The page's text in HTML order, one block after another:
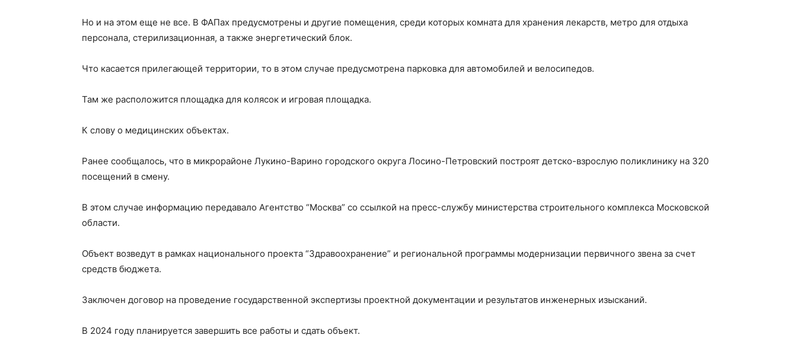
Но и на этом еще не все. В ФАПах предусмотрены и другие помещения, среди которых комната для хранения лекарств, метро для отдыха
персонала, стерилизационная, а также энергетический блок.
Что касается прилегающей территории, то в этом случае предусмотрена парковка для автомобилей и велосипедов.
Там же расположится площадка для колясок и игровая площадка.
К слову о медицинских объектах.
Ранее сообщалось, что в микрорайоне Лукино-Варино городского округа Лосино-Петровский построят детско-взрослую поликлинику на 320
посещений в смену.
В этом случае информацию передавало Агентство “Москва” со ссылкой на пресс-службу министерства строительного комплекса Московской
области.
Объект возведут в рамках национального проекта “Здравоохранение” и региональной программы модернизации первичного звена за счет
средств бюджета.
Заключен договор на проведение государственной экспертизы проектной документации и результатов инженерных изысканий.
В 2024 году планируется завершить все работы и сдать объект.